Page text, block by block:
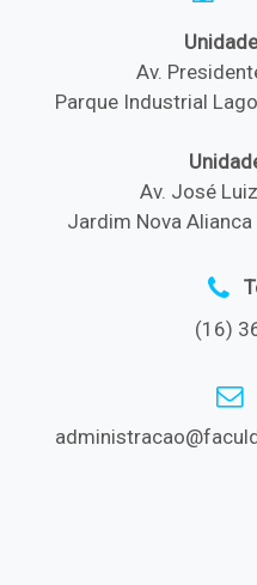
Av.
Parque Industrial
Av. José
Jardim Nova
(16)